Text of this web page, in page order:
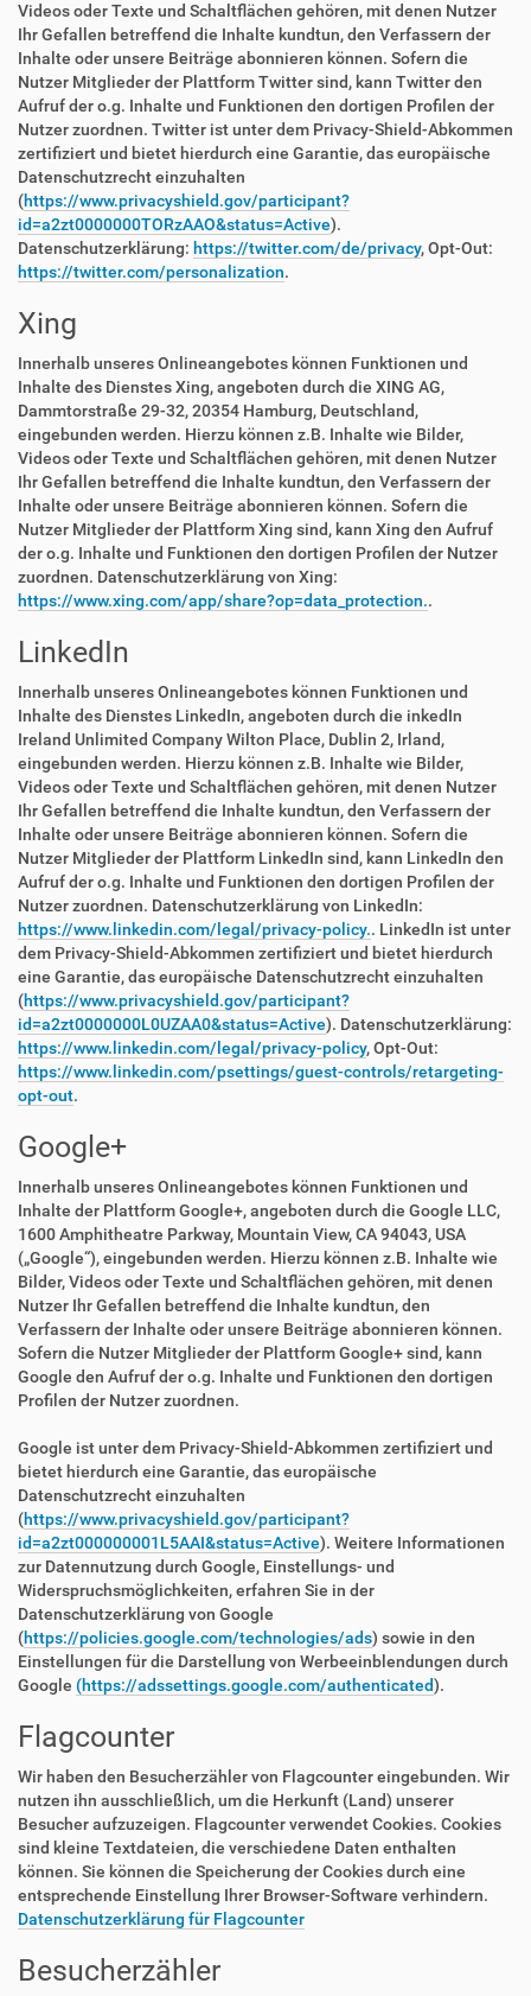
Videos oder Texte und Schaltflächen gehören, mit denen Nutzer
Ihr Gefallen betreffend die Inhalte kundtun, den Verfassern der
Inhalte oder unsere Beiträge abonnieren können. Sofern die
Nutzer Mitglieder der Plattform Twitter sind, kann Twitter den
Aufruf der o.g. Inhalte und Funktionen den dortigen Profilen der
Nutzer zuordnen. Twitter ist unter dem Privacy-Shield-Abkommen
zertifiziert und bietet hierdurch eine Garantie, das europäische
Datenschutzrecht einzuhalten
(https://www.privacyshield.gov/participant?
id=a2zt0000000TORzAAO&status=Active).
Datenschutzerklärung: https://twitter.com/de/privacy, Opt-Out:
https://twitter.com/personalization.
Xing
Innerhalb unseres Onlineangebotes können Funktionen und
Inhalte des Dienstes Xing, angeboten durch die XING AG,
Dammtorstraße 29-32, 20354 Hamburg, Deutschland,
eingebunden werden. Hierzu können z.B. Inhalte wie Bilder,
Videos oder Texte und Schaltflächen gehören, mit denen Nutzer
Ihr Gefallen betreffend die Inhalte kundtun, den Verfassern der
Inhalte oder unsere Beiträge abonnieren können. Sofern die
Nutzer Mitglieder der Plattform Xing sind, kann Xing den Aufruf
der o.g. Inhalte und Funktionen den dortigen Profilen der Nutzer
zuordnen. Datenschutzerklärung von Xing:
https://www.xing.com/app/share?op=data_protection..
LinkedIn
Innerhalb unseres Onlineangebotes können Funktionen und
Inhalte des Dienstes LinkedIn, angeboten durch die inkedIn
Ireland Unlimited Company Wilton Place, Dublin 2, Irland,
eingebunden werden. Hierzu können z.B. Inhalte wie Bilder,
Videos oder Texte und Schaltflächen gehören, mit denen Nutzer
Ihr Gefallen betreffend die Inhalte kundtun, den Verfassern der
Inhalte oder unsere Beiträge abonnieren können. Sofern die
Nutzer Mitglieder der Plattform LinkedIn sind, kann LinkedIn den
Aufruf der o.g. Inhalte und Funktionen den dortigen Profilen der
Nutzer zuordnen. Datenschutzerklärung von LinkedIn:
https://www.linkedin.com/legal/privacy-policy.. LinkedIn ist unter
dem Privacy-Shield-Abkommen zertifiziert und bietet hierdurch
eine Garantie, das europäische Datenschutzrecht einzuhalten
(https://www.privacyshield.gov/participant?
id=a2zt0000000L0UZAA0&status=Active). Datenschutzerklärung:
https://www.linkedin.com/legal/privacy-policy, Opt-Out:
https://www.linkedin.com/psettings/guest-controls/retargeting-
opt-out.
Google+
Innerhalb unseres Onlineangebotes können Funktionen und
Inhalte der Plattform Google+, angeboten durch die Google LLC,
1600 Amphitheatre Parkway, Mountain View, CA 94043, USA
(„Google“), eingebunden werden. Hierzu können z.B. Inhalte wie
Bilder, Videos oder Texte und Schaltflächen gehören, mit denen
Nutzer Ihr Gefallen betreffend die Inhalte kundtun, den
Verfassern der Inhalte oder unsere Beiträge abonnieren können.
Sofern die Nutzer Mitglieder der Plattform Google+ sind, kann
Google den Aufruf der o.g. Inhalte und Funktionen den dortigen
Profilen der Nutzer zuordnen.
Google ist unter dem Privacy-Shield-Abkommen zertifiziert und
bietet hierdurch eine Garantie, das europäische
Datenschutzrecht einzuhalten
(https://www.privacyshield.gov/participant?
id=a2zt000000001L5AAI&status=Active). Weitere Informationen
zur Datennutzung durch Google, Einstellungs- und
Widerspruchsmöglichkeiten, erfahren Sie in der
Datenschutzerklärung von Google
(https://policies.google.com/technologies/ads) sowie in den
Einstellungen für die Darstellung von Werbeeinblendungen durch
Google (https://adssettings.google.com/authenticated).
Flagcounter
Wir haben den Besucherzähler von Flagcounter eingebunden. Wir
nutzen ihn ausschließlich, um die Herkunft (Land) unserer
Besucher aufzuzeigen. Flagcounter verwendet Cookies. Cookies
sind kleine Textdateien, die verschiedene Daten enthalten
können. Sie können die Speicherung der Cookies durch eine
entsprechende Einstellung Ihrer Browser-Software verhindern.
Datenschutzerklärung für Flagcounter
Besucherzähler